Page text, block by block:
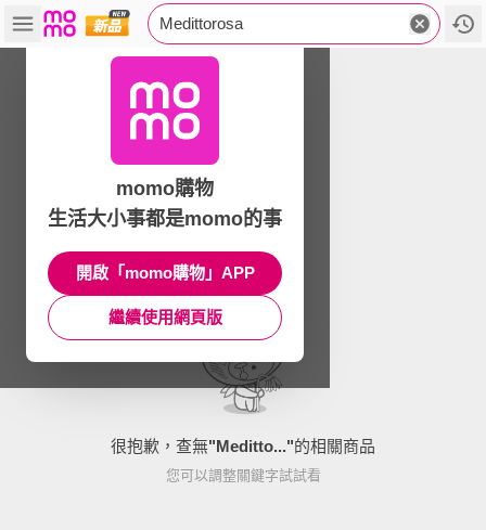
Medittorosa
很抱歉，查無"Meditto..."的相關商品
您可以調整關鍵字試試看
momo購物
生活大小事都是momo的事
開啟「momo購物」APP
繼續使用網頁版